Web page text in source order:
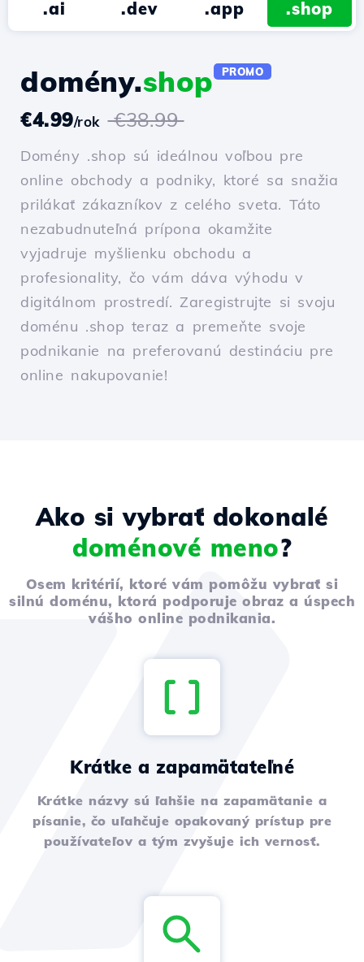
.ai .dev .app .shop
domény.shop PROMO
€4.99/rok €38.99
Domény .shop sú ideálnou voľbou pre
online obchody a podniky, ktoré sa snažia
prilákať zákazníkov z celého sveta. Táto
nezabudnuteľná prípona okamžite
vyjadruje myšlienku obchodu a
profesionality, čo vám dáva výhodu v
digitálnom prostredí. Zaregistrujte si svoju
doménu .shop teraz a premeňte svoje
podnikanie na preferovanú destináciu pre
online nakupovanie!
Ako si vybrať dokonalé
doménové meno?
Osem kritérií, ktoré vám pomôžu vybrať si
silnú doménu, ktorá podporuje obraz a úspech
vášho online podnikania.
Krátke a zapamätateľné
Krátke názvy sú ľahšie na zapamätanie a
písanie, čo uľahčuje opakovaný prístup pre
používateľov a tým zvyšuje ich vernosť.